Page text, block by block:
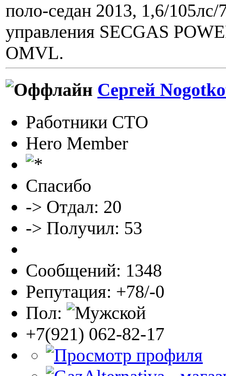
поло-седан 2013, 1,6/105лс/
управления SECGAS
OMVL.
Сергей
Работники СТО
Hero Member
Спасибо
-> Отдал: 20
-> Получил: 53
Сообщений: 1348
Репутация: +78/-0
Пол:
+7(921) 062-82-17